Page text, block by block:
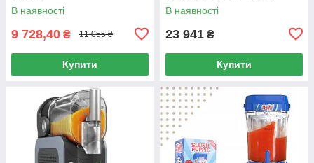
В наявності
9 728,40 ₴ 11 055 ₴
Купити
В наявності
23 941 ₴
Купити